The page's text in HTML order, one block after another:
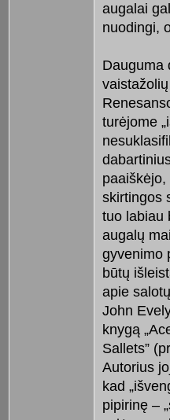
augalai
nuodingi,
Dauguma
turėjome
skirtingos
tuo labiau
augalų
gyvenimo
būtų
apie
John
knygą
Sallets”
Autorius
kad
pipirinę –